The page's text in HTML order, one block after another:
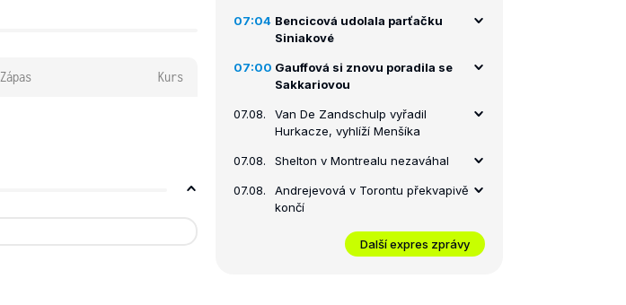
Zápas Kurs
07:04 Bencicová udolala parťačku
Siniakové
07:00 Gauffová si znovu poradila se
Sakkariovou
07.08.
Van De Zandschulp vyřadil
Hurkacze, vyhlíží Menšíka
07.08. Shelton v Montrealu nezaváhal
07.08.
Andrejevová v Torontu překvapivě
končí
Další expres zprávy